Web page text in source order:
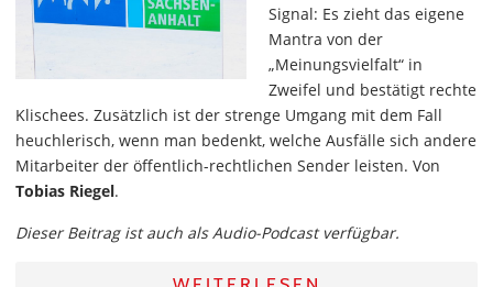
Signal: Es zieht das eigene
Mantra von der
„Meinungsvielfalt“ in
Zweifel und bestätigt rechte
Klischees. Zusätzlich ist der strenge Umgang mit dem Fall
heuchlerisch, wenn man bedenkt, welche Ausfälle sich andere
Mitarbeiter der öffentlich-rechtlichen Sender leisten. Von
Tobias Riegel.
Dieser Beitrag ist auch als Audio-Podcast verfügbar.